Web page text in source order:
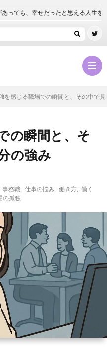
ン
ズ
と
な
豆
知
凹
の
つ
や
凸
凹
な
店
サ
ー
ル
お
い
ても、幸せだったと思える人生を
を感じる職場での瞬間と、その中で
の瞬間と、そ
の強み
事務職 仕事の悩み 働き方
働く
の孤独